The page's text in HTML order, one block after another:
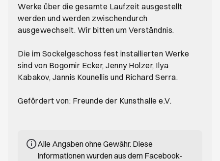
Werke über die gesamte Laufzeit ausgestellt
werden und werden zwischendurch
ausgewechselt. Wir bitten um Verständnis.
Die im Sockelgeschoss fest installierten Werke
sind von Bogomir Ecker, Jenny Holzer, Ilya
Kabakov, Jannis Kounellis und Richard Serra.
Gefördert von: Freunde der Kunsthalle e.V.
Alle Angaben ohne Gewähr. Diese
Informationen wurden aus dem Facebook-